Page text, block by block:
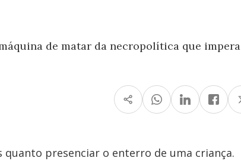
de matar da necropolítica que impera
presenciar o enterro de uma criança.